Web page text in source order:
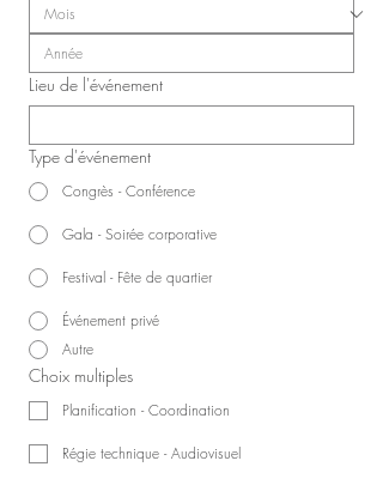
Lieu de l'événement
Type d'événement
Congrès - Conférence
Gala - Soirée corporative
Festival - Fête de quartier
Événement privé
Autre
Choix multiples
Planification - Coordination
Régie technique - Audiovisuel